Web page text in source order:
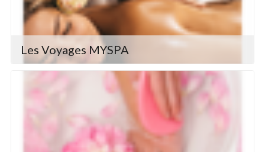
Les Voyages MYSPA